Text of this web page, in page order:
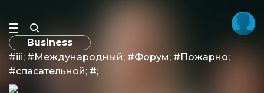
Business
#iii; #Международный; #Форум; #Пожарно;
#спасательной; #;